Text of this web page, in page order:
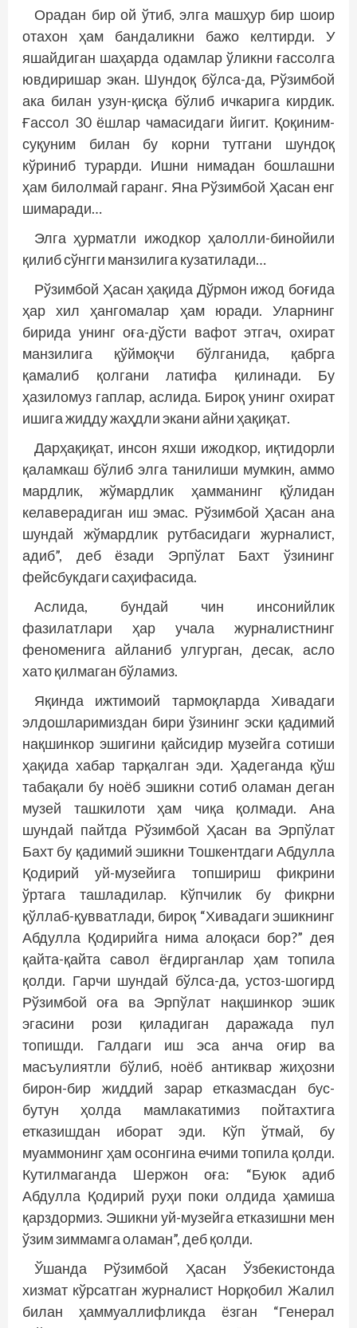
Орадан бир ой ўтиб, элга машҳур бир шоир
отахон ҳам бандаликни бажо келтирди. У
яшайдиган шаҳарда одамлар ўликни ғассолга
ювдиришар экан. Шундоқ бўлса-да, Рўзимбой
ака билан узун-қисқа бўлиб ичкарига кирдик.
Ғассол 30 ёшлар чамасидаги йигит. Қоқиним-
суқуним билан бу корни тутгани шундоқ
кўриниб турарди. Ишни нимадан бошлашни
ҳам билолмай гаранг. Яна Рўзимбой Ҳасан енг
шимаради…
Элга ҳурматли ижодкор ҳалолли-бинойили
қилиб сўнгги манзилига кузатилади…
Рўзимбой Ҳасан ҳақида Дўрмон ижод боғида
ҳар хил ҳангомалар ҳам юради. Уларнинг
бирида унинг оға-дўсти вафот этгач, охират
манзилига қўймоқчи бўлганида, қабрга
қамалиб қолгани латифа қилинади. Бу
ҳазиломуз гаплар, аслида. Бироқ унинг охират
ишига жидду жаҳдли экани айни ҳақиқат.
Дарҳақиқат, инсон яхши ижодкор, иқтидорли
қаламкаш бўлиб элга танилиши мумкин, аммо
мардлик, жўмардлик ҳамманинг қўлидан
келаверадиган иш эмас. Рўзимбой Ҳасан ана
шундай жўмардлик рутбасидаги журналист,
адиб”, деб ёзади Эрпўлат Бахт ўзининг
фейсбукдаги саҳифасида.
Аслида, бундай чин инсонийлик
фазилатлари ҳар учала журналистнинг
феноменига айланиб улгурган, десак, асло
хато қилмаган бўламиз.
Яқинда ижтимоий тармоқларда Хивадаги
элдошларимиздан бири ўзининг эски қадимий
нақшинкор эшигини қайсидир музейга сотиши
ҳақида хабар тарқалган эди. Ҳадеганда қўш
табақали бу ноёб эшикни сотиб оламан деган
музей ташкилоти ҳам чиқа қолмади. Ана
шундай пайтда Рўзимбой Ҳасан ва Эрпўлат
Бахт бу қадимий эшикни Тошкентдаги Абдулла
Қодирий уй-музейига топшириш фикрини
ўртага ташладилар. Кўпчилик бу фикрни
қўллаб-қувватлади, бироқ “Хивадаги эшикнинг
Абдулла Қодирийга нима алоқаси бор?” дея
қайта-қайта савол ёғдирганлар ҳам топила
қолди. Гарчи шундай бўлса-да, устоз-шогирд
Рўзимбой оға ва Эрпўлат нақшинкор эшик
эгасини рози қиладиган даражада пул
топишди. Галдаги иш эса анча оғир ва
масъулиятли бўлиб, ноёб антиквар жиҳозни
бирон-бир жиддий зарар етказмасдан бус-
бутун ҳолда мамлакатимиз пойтахтига
етказишдан иборат эди. Кўп ўтмай, бу
муаммонинг ҳам осонгина ечими топила қолди.
Кутилмаганда Шержон оға: “Буюк адиб
Абдулла Қодирий руҳи поки олдида ҳамиша
қарздормиз. Эшикни уй-музейга етказишни мен
ўзим зиммамга оламан”, деб қолди.
Ўшанда Рўзимбой Ҳасан Ўзбекистонда
хизмат кўрсатган журналист Норқобил Жалил
билан ҳаммуаллифликда ёзган “Генерал